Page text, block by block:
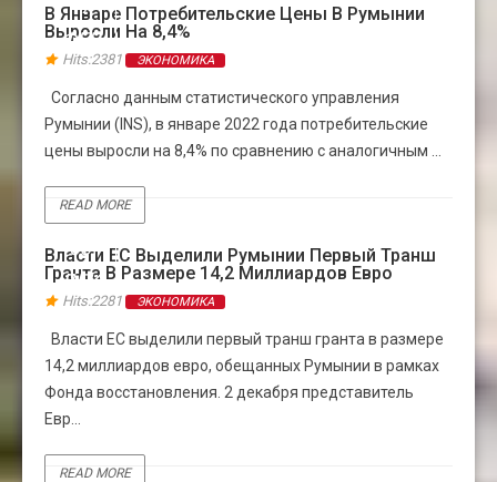
В Январе Потребительские Цены В Румынии
Выросли На 8,4%
Hits:2381 ЭКОНОМИКА
Согласно данным статистического управления
Румынии (INS), в январе 2022 года потребительские
цены выросли на 8,4% по сравнению с аналогичным ...
17
ФЕВ
READ MORE
Власти ЕС Выделили Румынии Первый Транш
Гранта В Размере 14,2 Миллиардов Евро
Hits:2281 ЭКОНОМИКА
Власти ЕС выделили первый транш гранта в размере
14,2 миллиардов евро, обещанных Румынии в рамках
Фонда восстановления. 2 декабря представитель
Евр...
03
ДЕК
READ MORE